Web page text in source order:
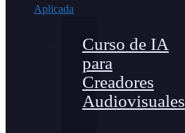
Aplicada
Curso de IA
para
Creadores
Audiovisuales